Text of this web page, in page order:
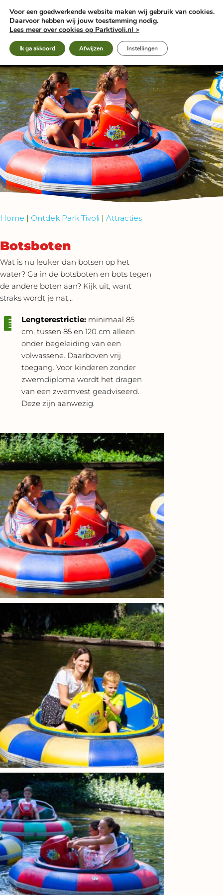
naar
inhoud
Home | Ontdek Park Tivoli | Attracties
Botsboten
Wat is nu leuker dan botsen op het
water? Ga in de botsboten en bots tegen
de andere boten aan? Kijk uit, want
straks wordt je nat…
Lengterestrictie: minimaal 85
cm, tussen 85 en 120 cm alleen
onder begeleiding van een
volwassene. Daarboven vrij
toegang. Voor kinderen zonder
zwemdiploma wordt het dragen
van een zwemvest geadviseerd.
Deze zijn aanwezig.
Voor een goedwerkende website maken wij gebruik van cookies.
Daarvoor hebben wij jouw toestemming nodig.
Lees meer over cookies op Parktivoli.nl >
Ik ga akkoord Afwijzen Instellingen